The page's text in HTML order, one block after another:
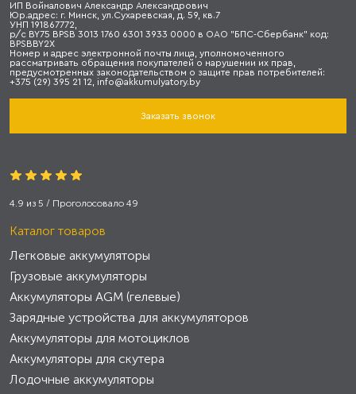
ИП Войналович Александр Александрович
Юр.адрес: г. Минск, ул.Сухаревская, д. 59, кв.7
УНП 191867772,
р/с BY75 BPSB 3013 1760 6301 3933 0000 в ОАО "БПС-Сбербанк" код:
BPSBBY2X
Номер и адрес электронной почты лица, уполномоченного
рассматривать обращения покупателей о нарушении их прав,
предусмотренных законодательством о защите прав потребителей:
+375 (29) 395 21 12, info@akkumulyatory.by
Заказать звонок
4.9 из 5 / Проголосовало 49
Каталог товаров
Легковые аккумуляторы
Грузовые аккумуляторы
Аккумуляторы AGM (гелевые)
Зарядные устройства для аккумуляторов
Аккумуляторы для мотоциклов
Аккумуляторы для скутера
Лодочные аккумуляторы